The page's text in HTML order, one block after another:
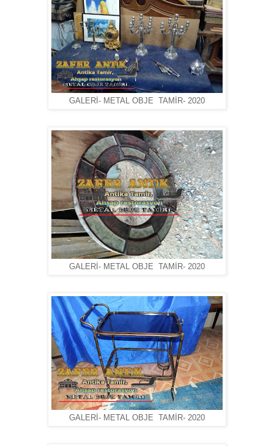
GALERİ- METAL OBJE TAMİR- 2020
GALERİ- METAL OBJE TAMİR- 2020
GALERİ- METAL OBJE TAMİR- 2020